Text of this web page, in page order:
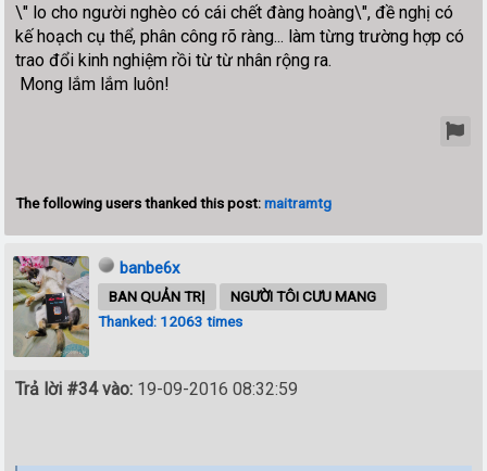
\" lo cho người nghèo có cái chết đàng hoàng\", đề nghị có
kế hoạch cụ thể, phân công rõ ràng... làm từng trường hợp có
trao đổi kinh nghiệm rồi từ từ nhân rộng ra.
Mong lắm lắm luôn!
The following users thanked this post:maitramtg
banbe6x
BAN QUẢN TRỊ
NGƯỜI TÔI CƯU MANG
Thanked: 12063 times
Trả lời #34 vào: 19-09-2016 08:32:59